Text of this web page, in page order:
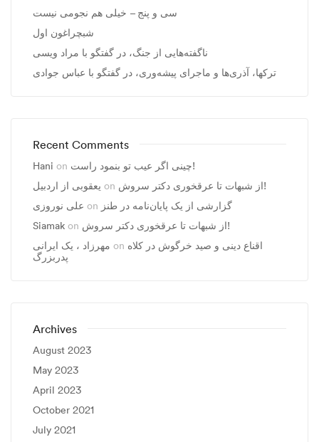
سی و پنج – خیلی هم نجومی نیست
شبچراغون اول
ناگفته‌هایی از جنگ، در گفتگو با مراد ویسی
ترکها، آذری‌ها و ماجرای پیشه‌وری، در گفتگو با عباس جوادی
Recent Comments
Hani on
چینی اگر عیب تو بنمود راست!
یعقوبی از اردبیل on
از شبهات تا عرقخوری دکتر سروش!
علی نوروزی on گزارشی از یک پایان‌نامه در طنز
Siamak on
از شبهات تا عرقخوری دکتر سروش!
مهرزاد ، يک ايرانی on اقناع دینی و صید خرگوش در کلاه
پدربزرگ
Archives
August 2023
May 2023
April 2023
October 2021
July 2021